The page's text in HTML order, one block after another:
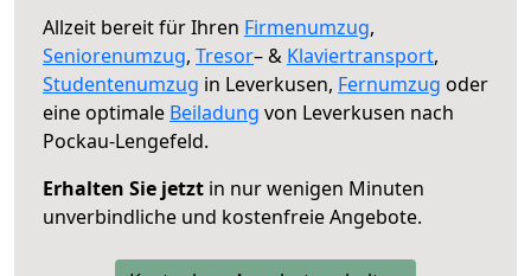
Allzeit bereit für Ihren Firmenumzug,
Seniorenumzug, Tresor– & Klaviertransport,
Studentenumzug in Leverkusen, Fernumzug oder
eine optimale Beiladung von Leverkusen nach
Pockau-Lengefeld.
Erhalten Sie jetzt in nur wenigen Minuten
unverbindliche und kostenfreie Angebote.